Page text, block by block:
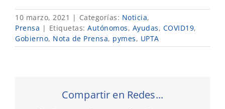
10 marzo, 2021 | Categorías: Noticia,
Prensa | Etiquetas: Autónomos, Ayudas, COVID19,
Gobierno, Nota de Prensa, pymes, UPTA
Compartir en Redes...